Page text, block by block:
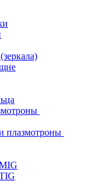
плазмотроны